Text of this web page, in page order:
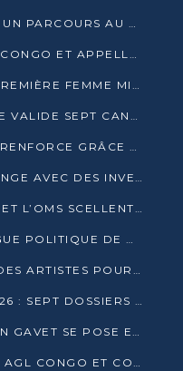
PR. AIMÉ CHRISTIAN KAYATH : UN PARCOURS AU SERVICE DE LA RECHERCHE ET DE L’INNOVATION
L’OMS SALUE LA RIPOSTE DU CONGO ET APPELLE À DES RÉFORMES DURABLES
HOMMAGES OFFICIELS À LA PREMIÈRE FEMME MINISTRE DU CONGO
LA COUR CONSTITUTIONNELLE VALIDE SEPT CANDIDATURES POUR LA PRÉSIDENTIELLE
CONNECTIVITÉ LE CONGO SE RENFORCE GRÂCE AU CÂBLE 2AFRICA
SÉNAT : PIERRE NGOLO ÉCHANGE AVEC DES INVESTISSEURS DU NUMÉRIQUE
SANTÉ : LA FONDATION SNPC ET L’OMS SCELLENT UN PARTENARIAT STRATÉGIQUE DE TROIS ANS
L’UPRN SE RETIRE DU DIALOGUE POLITIQUE DE DJAMBALA : TENSIONS DANS LE PRÉ-ÉLECTORAL CONGOLAIS
DAVE MAFOULA À L’ÉCOUTE DES ARTISTES POUR REDÉFINIR SA POLITIQUE CULTURELLE
PRÉSIDENTIELLE DE MARS 2026 : SEPT DOSSIERS DE CANDIDATURE ENREGISTRÉS À LA CLÔTURE DES DÉPÔTS
PRÉSIDENTIELLE 2026 : DESTIN GAVET SE POSE EN CANDIDAT DU « RAS-LE-BOL »
EMPLOYABILITÉ DES JEUNES : AGL CONGO ET CONGO TERMINAL S’ALLIENT À UCAC-ICAM